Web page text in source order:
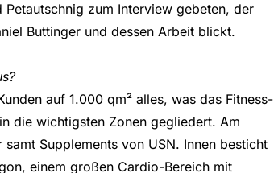
zum Interview gebeten, der
Buttinger und dessen Arbeit blickt.
auf 1.000 qm² alles, was das Fitness-
die wichtigsten Zonen gegliedert. Am
Supplements von USN. Innen besticht
einem großen Cardio-Bereich mit